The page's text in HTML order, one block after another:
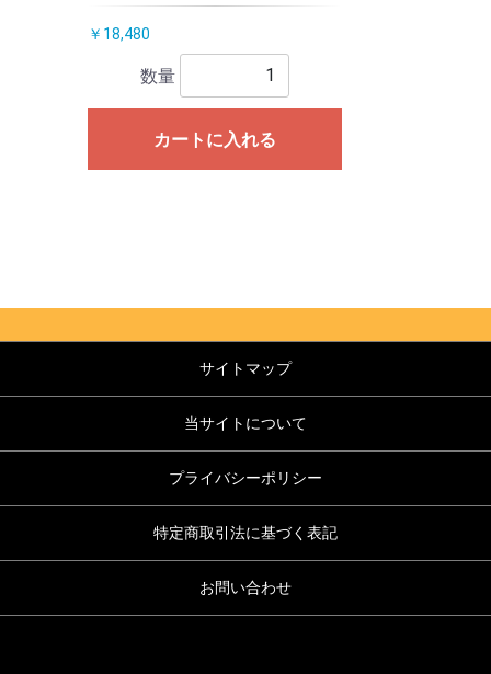
￥18,480
数量
カートに入れる
サイトマップ
当サイトについて
プライバシーポリシー
特定商取引法に基づく表記
お問い合わせ